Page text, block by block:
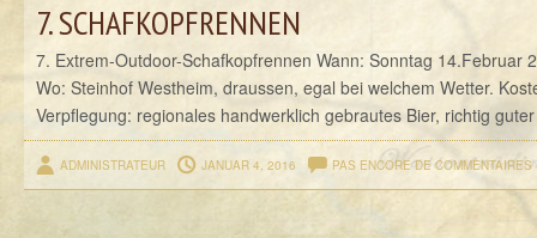
7. SCHAFKOPFRENNEN
7. Extrem-Outdoor-Schafkopfrennen Wann: Sonntag 14.Februar
Wo: Steinhof Westheim, draussen, egal bei welchem Wetter.
Verpflegung: regionales handwerklich gebrautes Bier, richtig
ADMINISTRATEUR JANUAR 4, 2016 PAS ENCORE DE COMMENTAIRES